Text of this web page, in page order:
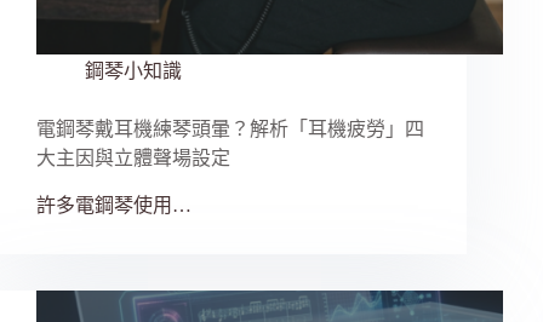
鋼琴小知識
電鋼琴戴耳機練琴頭暈？解析「耳機疲勞」四
大主因與立體聲場設定
許多電鋼琴使用…